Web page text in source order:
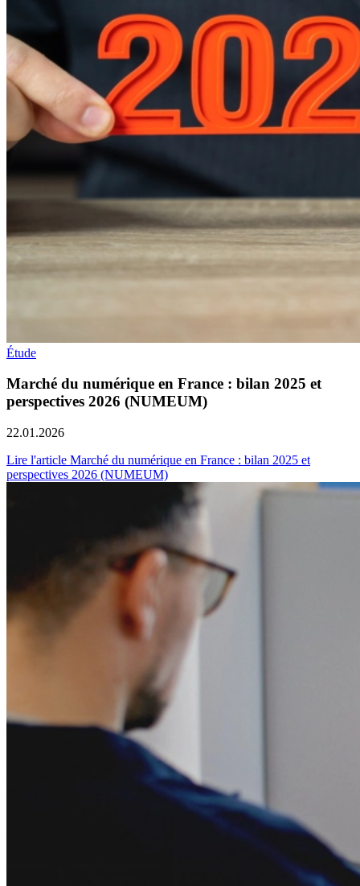
Étude
Marché du numérique en France : bilan 2025 et
perspectives 2026 (NUMEUM)
22.01.2026
Lire l'article Marché du numérique en France : bilan 2025 et
perspectives 2026 (NUMEUM)